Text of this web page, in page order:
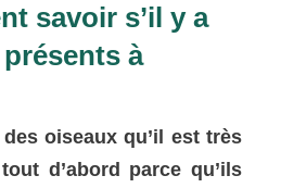
savoir s’il y a
à
oiseaux qu’il est très
d’abord parce qu’ils